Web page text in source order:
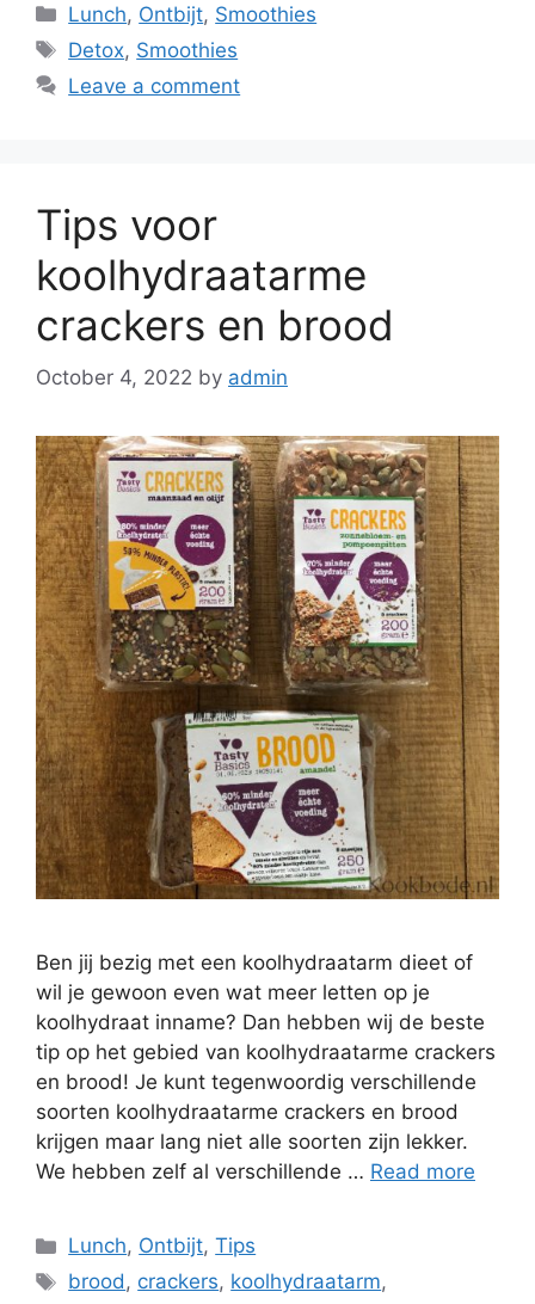
Lunch, Ontbijt, Smoothies
Detox, Smoothies
Leave a comment
Tips voor
koolhydraatarme
crackers en brood
October 4, 2022 by admin
Ben jij bezig met een koolhydraatarm dieet of
wil je gewoon even wat meer letten op je
koolhydraat inname? Dan hebben wij de beste
tip op het gebied van koolhydraatarme crackers
en brood! Je kunt tegenwoordig verschillende
soorten koolhydraatarme crackers en brood
krijgen maar lang niet alle soorten zijn lekker.
We hebben zelf al verschillende … Read more
Lunch, Ontbijt,Tips
brood, crackers, koolhydraatarm,